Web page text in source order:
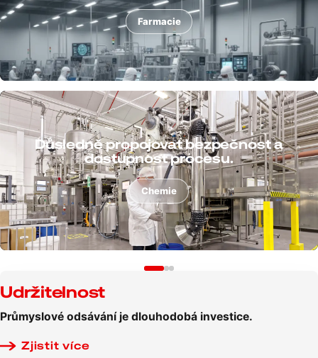
Plasty
Procesně bezpečně odsávat třísky,
prach a kapaliny.
Kov
Udržitelnost
Průmyslové odsávání je dlouhodobá investice.
Zjistit více